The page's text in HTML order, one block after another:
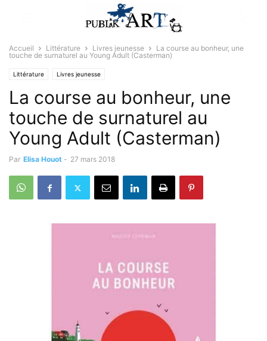
Accueil Littérature Livres jeunesse
La course au bonheur, une
touche de surnaturel au Young Adult (Casterman)
Littérature Livres jeunesse
La course au bonheur, une
touche de surnaturel au
Young Adult (Casterman)
Par Elisa Houot - 27 mars 2018